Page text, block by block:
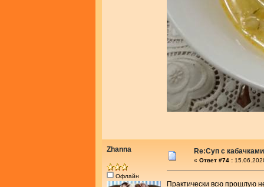
Zhanna
Офлайн
Re:Суп с
« Ответ #74 :
Практически всю прошлую